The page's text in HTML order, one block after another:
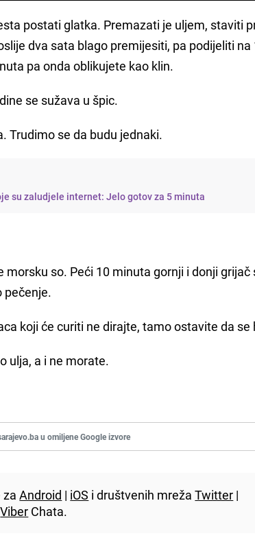
postati glatka. Premazati je uljem, staviti
dva sata blago premijesiti, pa podijeliti na
pa onda oblikujete kao klin.
se sužava u špic.
Trudimo se da budu jednaki.
su zaludjele internet: Jelo gotov za 5 minuta
so. Peći 10 minuta gornji i donji grijač
pečenje.
koji će curiti ne dirajte, tamo ostavite da se
ulja, a i ne morate.
u omiljene Google izvore
zaAndroid | iOS i društvenih mrežaTwitter |
Viber Chata.